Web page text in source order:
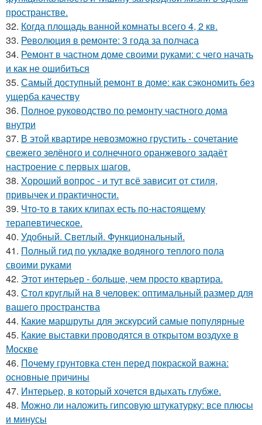
пространстве.
32. Когда площадь ванной комнаты всего 4, 2 кв.
33. Революция в ремонте: 3 года за полчаса
34. Ремонт в частном доме своими руками: с чего начать
и как не ошибиться
35. Самый доступный ремонт в доме: как сэкономить без
ущерба качеству
36. Полное руководство по ремонту частного дома
внутри
37. В этой квартире невозможно грустить - сочетание
свежего зелёного и солнечного оранжевого задаёт
настроение с первых шагов.
38. Хороший вопрос - и тут всё зависит от стиля,
привычек и практичности.
39. Что-то в таких клипах есть по-настоящему
терапевтическое.
40. Удобный. Светлый. Функциональный.
41. Полный гид по укладке водяного теплого пола
своими руками
42. Этот интерьер - больше, чем просто квартира.
43. Стол круглый на 8 человек: оптимальный размер для
вашего пространства
44. Какие маршруты для экскурсий самые популярные
45. Какие выставки проводятся в открытом воздухе в
Москве
46. Почему грунтовка стен перед покраской важна:
основные причины
47. Интерьер, в который хочется вдыхать глубже.
48. Можно ли наложить гипсовую штукатурку: все плюсы
и минусы